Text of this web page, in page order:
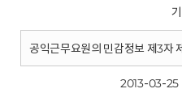
공익근무요원의 민감정보 제3자
2013-03-25